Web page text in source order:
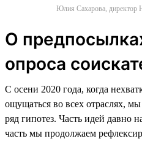
Юлия Сахарова, директор
О
опроса
С осени 2020 года, когда
ощущаться во всех отраслях,
ряд гипотез. Часть идей давно
часть мы продолжаем